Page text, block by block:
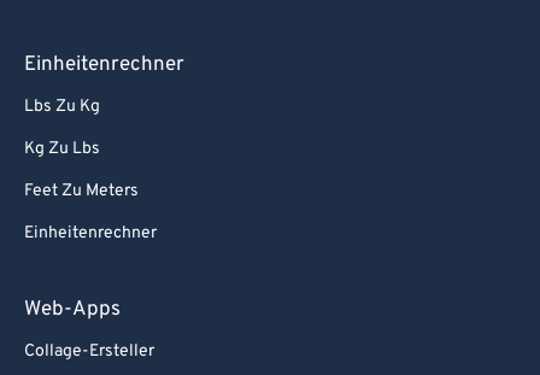
Einheitenrechner
Lbs Zu Kg
Kg Zu Lbs
Feet Zu Meters
Einheitenrechner
Web-Apps
Collage-Ersteller